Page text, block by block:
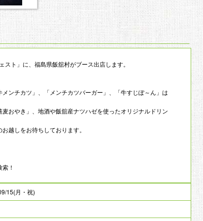
ト」に、福島県飯舘村がブース出店します。
ンチカツ」、「メンチカツバーガー」、「牛すじぽ～ん」は
おやき」、地酒や飯舘産ナツハゼを使ったオリジナルドリン
越しをお待ちしております。
！
15(月・祝)